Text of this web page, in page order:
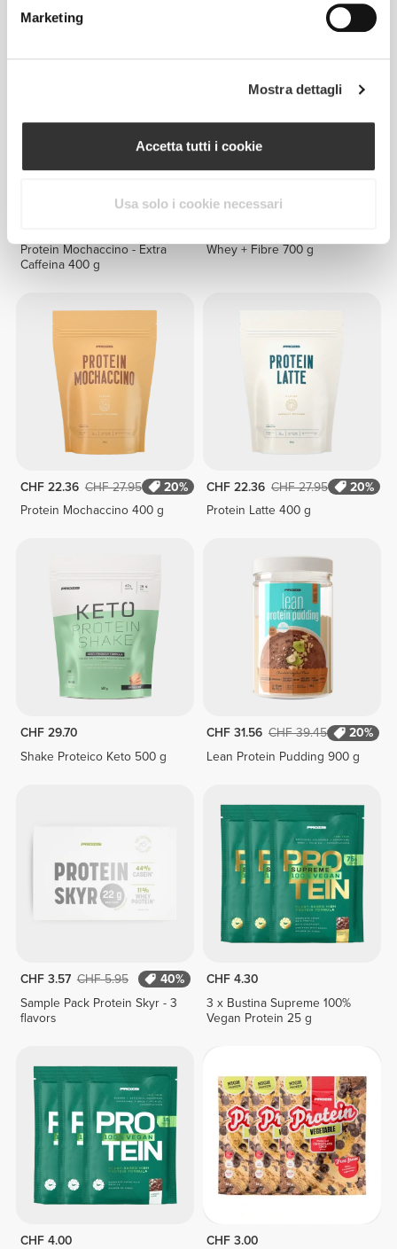
Marketing
Mostra dettagli
Accetta tutti i cookie
Usa solo i cookie necessari
Protein Mochaccino - Extra
Caffeina 400 g
Whey + Fibre 700 g
CHF 22.36 CHF 27.95
20%
Protein Mochaccino 400 g
CHF 22.36 CHF 27.95
20%
Protein Latte 400 g
CHF 29.70
Shake Proteico Keto 500 g
CHF 31.56 CHF 39.45
20%
Lean Protein Pudding 900 g
CHF 3.57 CHF 5.95
40%
Sample Pack Protein Skyr - 3
flavors
CHF 4.30
3 x Bustina Supreme 100%
Vegan Protein 25 g
CHF 4.00
CHF 3.00